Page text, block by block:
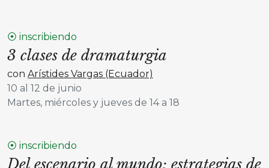
⦿ inscribiendo
3 clases de dramaturgia
con Arístides Vargas (Ecuador)
10 al 12 de junio
Martes, miércoles y jueves de 14 a 18
⦿ inscribiendo
Del escenario al mundo: estrategias de